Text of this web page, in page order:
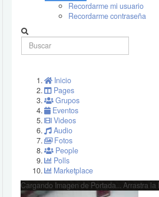
Recordarme mi usuario
Recordarme contraseña
Inicio
Pages
Grupos
Eventos
Videos
Audio
Fotos
People
Polls
Marketplace
Cargando Imagen de Portada... Arrastra la